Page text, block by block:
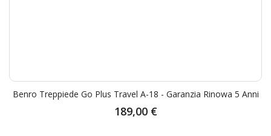
Benro Treppiede Go Plus Travel A-18 - Garanzia Rinowa 5 Anni
189,00 €